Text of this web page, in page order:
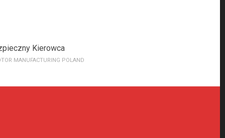
Kierowca
MANUFACTURING POLAND